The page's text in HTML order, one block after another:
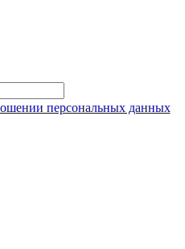
персональных данных